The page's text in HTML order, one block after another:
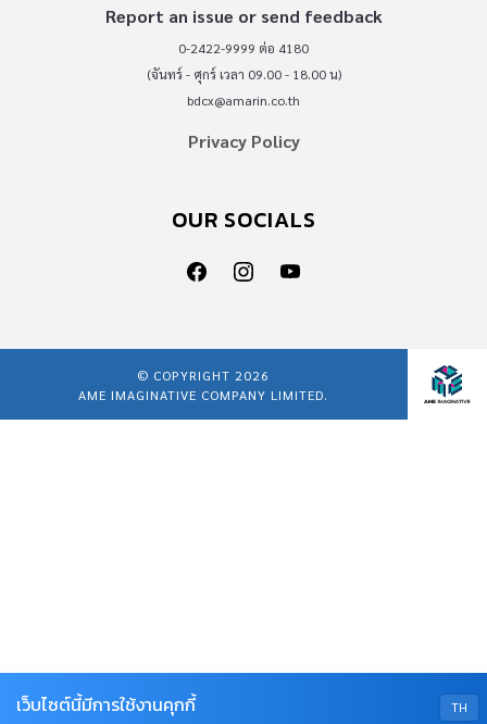
Report an issue or send feedback
0-2422-9999 ต่อ 4180
(จันทร์ - ศุกร์ เวลา 09.00 - 18.00 น)
bdcx@amarin.co.th
Privacy Policy
OUR SOCIALS
© COPYRIGHT 2026
AME IMAGINATIVE COMPANY LIMITED.
TH
เว็บไซต์นี้มีการใช้งานคุกกี้